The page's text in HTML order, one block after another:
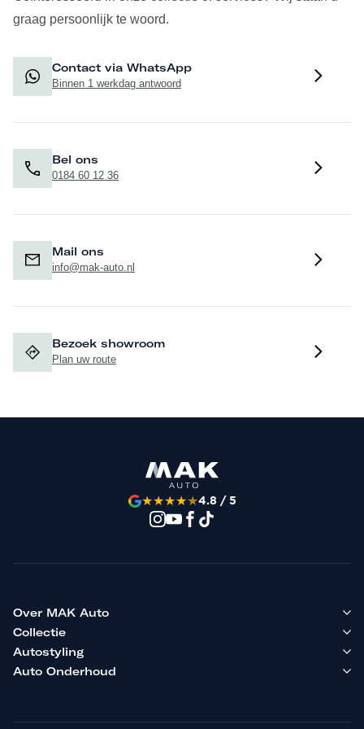
graag persoonlijk te woord.
Contact via WhatsApp
Binnen 1 werkdag antwoord
Bel ons
0184 60 12 36
Mail ons
info@mak-auto.nl
Bezoek showroom
Plan uw route
★★★★★4.8 / 5
Over MAK Auto
Collectie
Autostyling
Auto Onderhoud